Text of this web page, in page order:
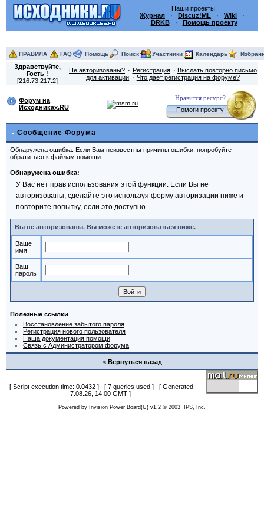
Наши проекты:
Журнал · Discuz!ML · Wiki ·
DRKB· Помощь проекту
ПРАВИЛА FAQ Помощь Поиск Участники Календарь
Здравствуйте,
Гость !
[216.73.217.2]
Не авторизованы? Регистрация
Выслать повторно письмо
для активации
Что даёт регистрация на форуме?
Форум на
Исходниках.RU
Нравится ресурс?
Помоги проекту!
Сообщение Форума
Обнаружена ошибка. Если Вам неизвестны причины ошибки, попробуйте
обратиться к файлам помощи.
Обнаружена ошибка:
У Вас нет прав использования этой функции. Если Вы не
авторизованы, сделайте это используя форму авторизации ниже и
повторите попытку, если это доступно.
Вы не авторизованы. Вы можете авторизоваться ниже.
Ваше
имя
Ваш
пароль
Полезные ссылки
Восстановление забытого пароля
Регистрация нового пользователя
Наша документация помощи
Связь с Администратором форума
< Вернуться назад
[ Script execution time: 0.0432 ] [ 7 queries used ] [ Generated:
7.08.26, 14:00 GMT ]
Powered by Invision Power Board(U) v1.2 © 2003 IPS, Inc.